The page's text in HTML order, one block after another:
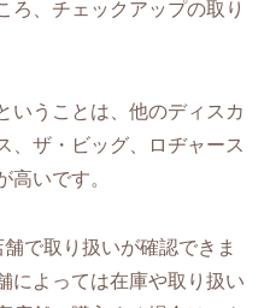
ろ、チェックアップの取り
いうことは、他のディスカ
、ザ・ビッグ、ロヂャース
高いです。
で取り扱いが確認できま
によっては在庫や取り扱い